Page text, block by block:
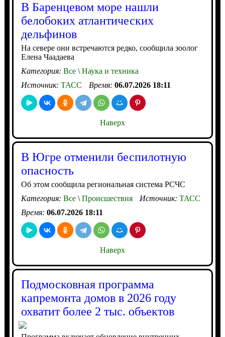
В Баренцевом море нашли
белобоких атлантических
дельфинов
На севере они встречаются редко, сообщила зоолог
Елена Чаадаева
Категория: Все\Наука и техника
Источник: ТАСС Время: 06.07.2026 18:11
Наверх
В Югре отменили беспилотную
опасность
Об этом сообщила региональная система РСЧС
Категория: Все\Происшествия Источник: ТАСС
Время: 06.07.2026 18:11
Наверх
Подмосковная программа
капремонта домов в 2026 году
охватит более 2 тыс. объектов